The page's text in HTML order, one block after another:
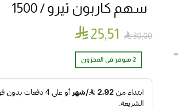
سهم كاربون تيرو / 1500
 30٫00  25٫51
2 متوفر في المخزون